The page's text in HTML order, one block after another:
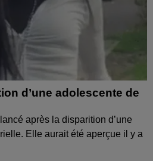
d’une adolescente de
après la disparition d’une
Elle aurait été aperçue il y a